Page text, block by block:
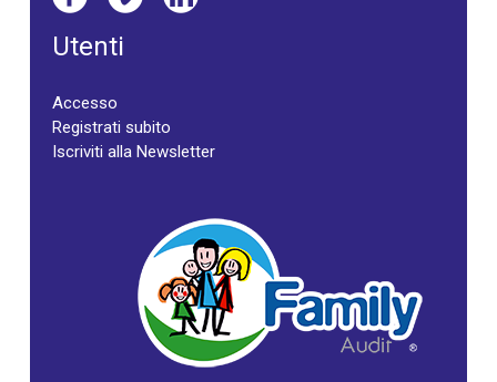
Utenti
Accesso
Registrati subito
Iscriviti alla Newsletter